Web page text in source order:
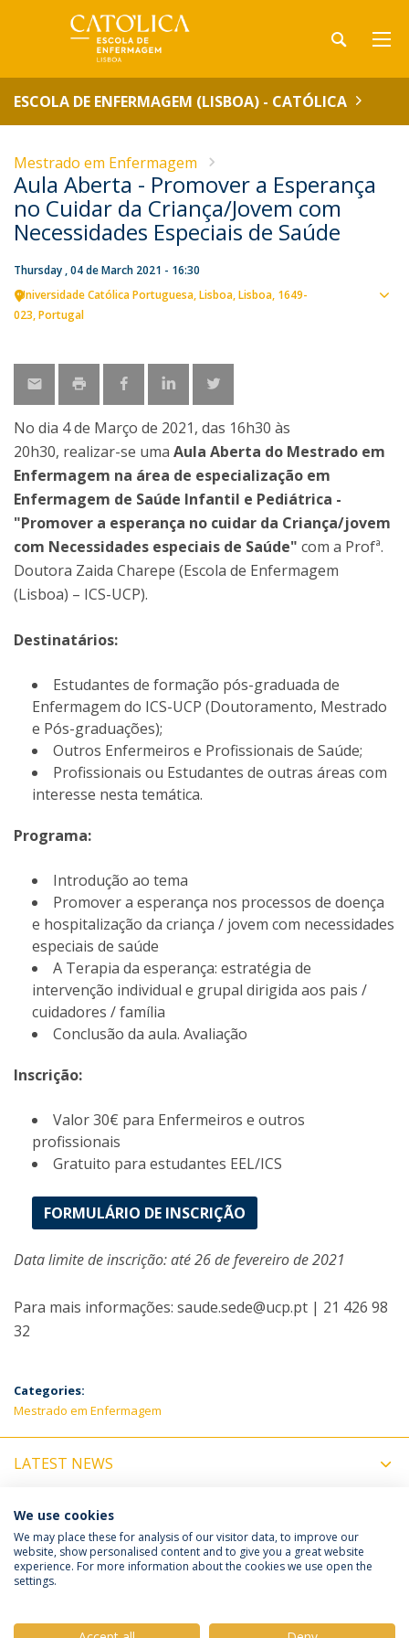
ESCOLA DE ENFERMAGEM (LISBOA) - CATÓLICA
Mestrado em Enfermagem
Aula Aberta - Promover a Esperança
no Cuidar da Criança/Jovem com
Necessidades Especiais de Saúde
Thursday , 04 de March 2021 - 16:30
Universidade Católica Portuguesa Lisboa Lisboa 1649-
023 Portugal
No dia 4 de Março de 2021, das 16h30 às
20h30, realizar-se uma Aula Aberta do Mestrado em
Enfermagem na área de especialização em
Enfermagem de Saúde Infantil e Pediátrica -
"Promover a esperança no cuidar da Criança/jovem
com Necessidades especiais de Saúde" com a Profª.
Doutora Zaida Charepe (Escola de Enfermagem
(Lisboa) – ICS-UCP).
Destinatários:
Estudantes de formação pós-graduada de
Enfermagem do ICS-UCP (Doutoramento, Mestrado
e Pós-graduações);
Outros Enfermeiros e Profissionais de Saúde;
Profissionais ou Estudantes de outras áreas com
interesse nesta temática.
Programa:
Introdução ao tema
Promover a esperança nos processos de doença
e hospitalização da criança / jovem com necessidades
especiais de saúde
A Terapia da esperança: estratégia de
intervenção individual e grupal dirigida aos pais /
cuidadores / família
Conclusão da aula. Avaliação
Inscrição:
Valor 30€ para Enfermeiros e outros
profissionais
Gratuito para estudantes EEL/ICS
FORMULÁRIO DE INSCRIÇÃO
Data limite de inscrição: até 26 de fevereiro de 2021
Para mais informações: saude.sede@ucp.pt | 21 426 98
32
Categories:
Mestrado em Enfermagem
LATEST NEWS
UPCOMING EVENTS
Política de Privacidade
Termos e Condições
We use cookies
We may place these for analysis of our visitor data, to improve our
website, show personalised content and to give you a great website
experience. For more information about the cookies we use open the
settings.